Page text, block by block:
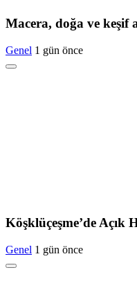
Macera, doğa ve keşif
Genel 1 gün önce
Köşklüçeşme’de Açık
Genel 1 gün önce